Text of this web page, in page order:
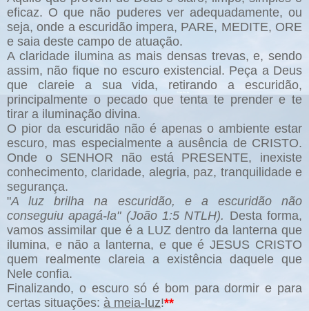
eficaz. O que não puderes ver adequadamente, ou
seja, onde a escuridão impera, PARE, MEDITE, ORE
e saia deste campo de atuação.
A claridade ilumina as mais densas trevas, e, sendo
assim, não fique no escuro existencial. Peça a Deus
que clareie a sua vida, retirando a escuridão,
principalmente o pecado que tenta te prender e te
tirar a iluminação divina.
O pior da escuridão não é apenas o ambiente estar
escuro, mas especialmente a ausência de CRISTO.
Onde o SENHOR não está PRESENTE, inexiste
conhecimento, claridade, alegria, paz, tranquilidade e
segurança.
"A luz brilha na escuridão, e a escuridão não
conseguiu apagá-la" (João 1:5 NTLH). Desta forma,
vamos assimilar que é a LUZ dentro da lanterna que
ilumina, e não a lanterna, e que é JESUS CRISTO
quem realmente clareia a existência daquele que
Nele confia.
Finalizando, oescuro só é bom para dormir e para
certas situações: à meia-luz!**